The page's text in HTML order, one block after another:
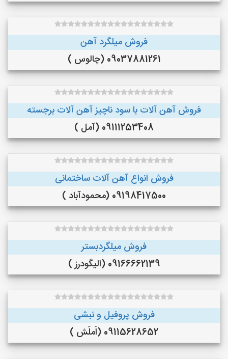
فروش میلگرد آهن
09037881261 (چالوس )
فروش آهن آلات با سود ناچیز آهن آلات برجسته
09111253408 (آمل )
فروش انواع آهن آلات ساختمانی
09198417500 (محمودآباد )
فروش میلگردبستر
09166662139 (الیگودرز )
فروش پروفیل و نبشی
09115628652 (اَملَش )